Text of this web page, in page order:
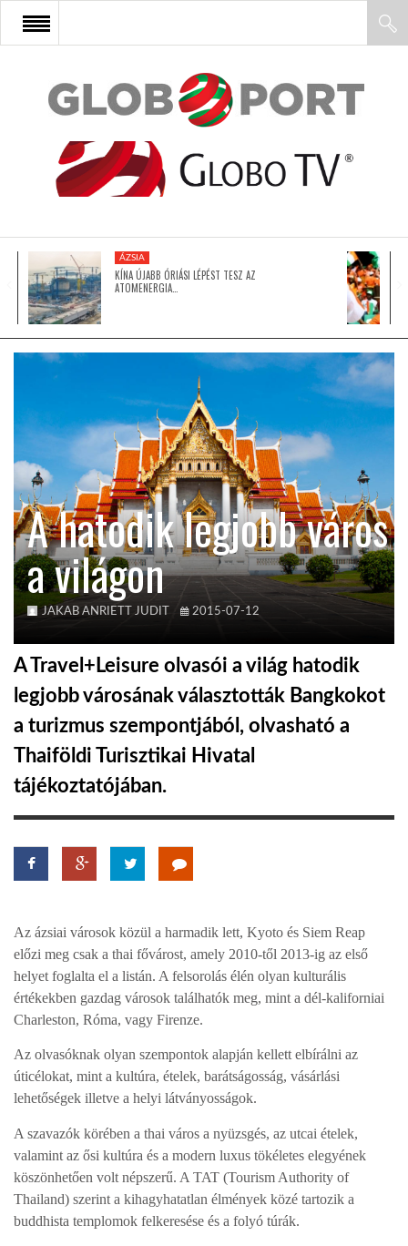
FŐOLDAL
AFRIKA
ÁZSIA
AUSZTRÁLIA
A VILÁG ITTHON
HÍR3D
TROPICALMAGAZIN
AFRIKA TUDÁSTÁR
A NAP SZÉPE
DOBRAVERO.HU
ÁZSIA
KÍNA ÚJABB ÓRIÁSI LÉPÉST TESZ AZ
ATOMENERGIA…
A hatodik legjobb város
a világon
JAKAB ANRIETT JUDIT 2015-07-12
A Travel+Leisure olvasói a világ hatodik
legjobb városának választották Bangkokot
a turizmus szempontjából, olvasható a
Thaiföldi Turisztikai Hivatal
tájékoztatójában.
Az ázsiai városok közül a harmadik lett, Kyoto és Siem Reap
előzi meg csak a thai fővárost, amely 2010-től 2013-ig az első
helyet foglalta el a listán. A felsorolás élén olyan kulturális
értékekben gazdag városok találhatók meg, mint a dél-kaliforniai
Charleston, Róma, vagy Firenze.
Az olvasóknak olyan szempontok alapján kellett elbírálni az
úticélokat, mint a kultúra, ételek, barátságosság, vásárlási
lehetőségek illetve a helyi látványosságok.
A szavazók körében a thai város a nyüzsgés, az utcai ételek,
valamint az ősi kultúra és a modern luxus tökéletes elegyének
köszönhetően volt népszerű. A TAT (Tourism Authority of
Thailand) szerint a kihagyhatatlan élmények közé tartozik a
buddhista templomok felkeresése és a folyó túrák.